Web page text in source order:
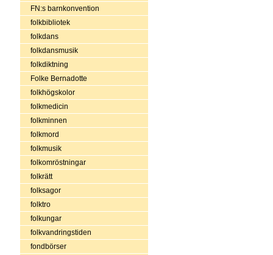
FN:s barnkonvention
folkbibliotek
folkdans
folkdansmusik
folkdiktning
Folke Bernadotte
folkhögskolor
folkmedicin
folkminnen
folkmord
folkmusik
folkomröstningar
folkrätt
folksagor
folktro
folkungar
folkvandringstiden
fondbörser